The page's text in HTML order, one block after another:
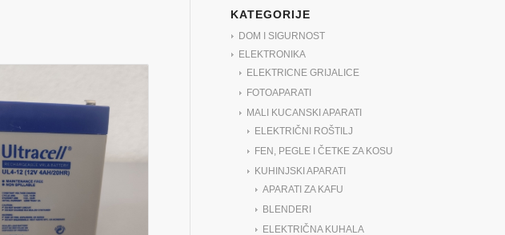
KATEGORIJE
DOM I SIGURNOST
ELEKTRONIKA
ELEKTRICNE GRIJALICE
FOTOAPARATI
MALI KUCANSKI APARATI
ELEKTRIČNI ROŠTILJ
FEN, PEGLE I ČETKE ZA KOSU
KUHINJSKI APARATI
APARATI ZA KAFU
BLENDERI
ELEKTRIČNA KUHALA